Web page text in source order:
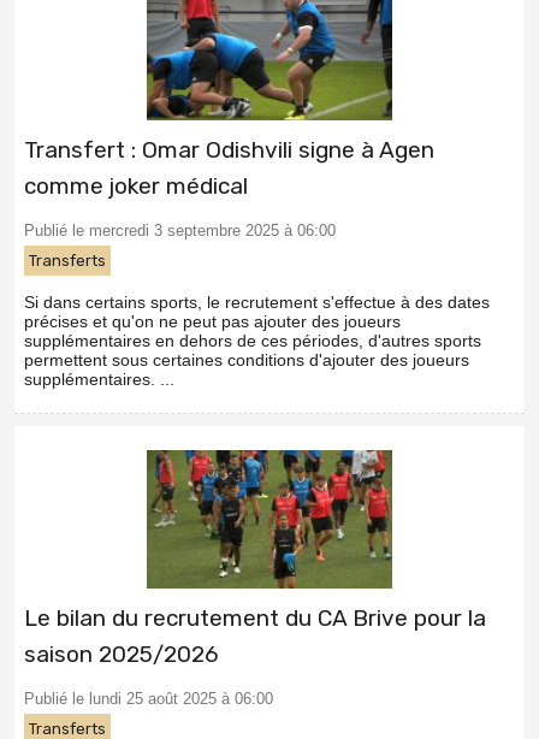
Transfert : Omar Odishvili signe à Agen
comme joker médical
Publié le mercredi 3 septembre 2025 à 06:00
Transferts
Si dans certains sports, le recrutement s'effectue à des dates
précises et qu'on ne peut pas ajouter des joueurs
supplémentaires en dehors de ces périodes, d'autres sports
permettent sous certaines conditions d'ajouter des joueurs
supplémentaires. ...
Le bilan du recrutement du CA Brive pour la
saison 2025/2026
Publié le lundi 25 août 2025 à 06:00
Transferts